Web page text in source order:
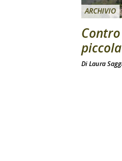
ARCHIVIO
Di Laura